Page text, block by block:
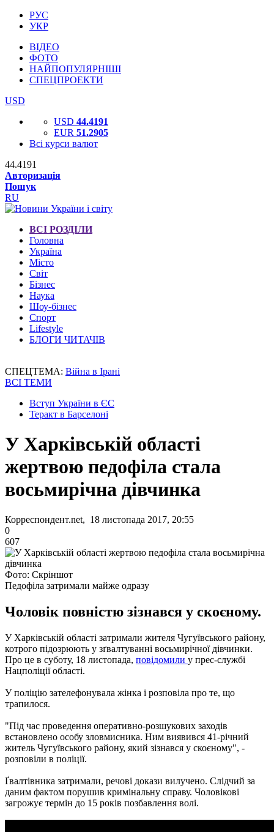
РУС
УКР
ВІДЕО
ФОТО
НАЙПОПУЛЯРНІШІ
СПЕЦПРОЕКТИ
USD
USD 44.4191
EUR 51.2905
Всі курси валют
44.4191
Авторизація
Пошук
RU
ВСІ РОЗДІЛИ
Головна
Україна
Місто
Світ
Бізнес
Наука
Шоу-бізнес
Спорт
Lifestyle
БЛОГИ ЧИТАЧІВ
СПЕЦТЕМА: Війна в Ірані
ВСІ ТЕМИ
Вступ України в ЄС
Теракт в Барселоні
У Харківській області
жертвою педофіла стала
восьмирічна дівчинка
Корреспондент.net, 18 листопада 2017, 20:55
0
607
Фото: Скрiншот
Педофіла затримали майже одразу
Чоловік повністю зізнався у скоєному.
У Харківській області затримали жителя Чугуївського району,
котрого підозрюють у зґвалтуванні восьмирічної дівчинки.
Про це в суботу, 18 листопада, повідомили у прес-службі
Нацполіції області.
У поліцію зателефонувала жінка і розповіла про те, що
трапилося.
"Під час проведення оперативно-розшукових заходів
встановлено особу зловмисника. Ним виявився 41-річний
житель Чугуївського району, який зізнався у скоєному", -
розповіли в поліції.
Ґвалтівника затримали, речові докази вилучено. Слідчий за
даним фактом порушив кримінальну справу. Чоловікові
загрожує термін до 15 років позбавлення волі.